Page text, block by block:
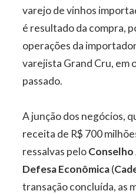
varejo de vinhos
é resultado da compra,
operações da
varejista Grand Cru, em
passado.
A junção dos negócios,
receita de R$ 700
ressalvas pelo
Defesa Econômica(
transação concluída, as